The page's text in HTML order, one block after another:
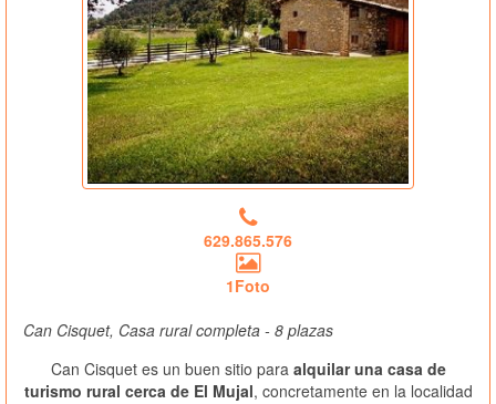
629.865.576
1Foto
Can Cisquet, Casa rural completa - 8 plazas
Can Cisquet es un buen sitio para alquilar una casa de
turismo rural cerca de El Mujal, concretamente en la localidad